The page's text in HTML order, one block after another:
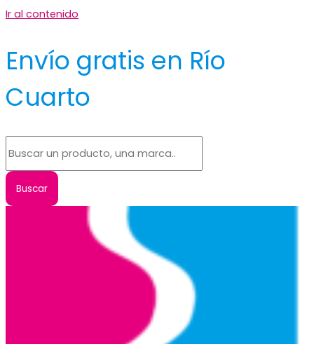
Ir al contenido
Envío gratis en Río
Cuarto